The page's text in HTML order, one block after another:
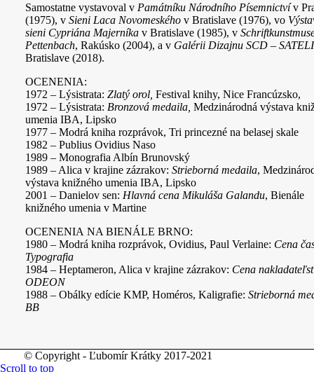
Samostatne vystavoval v Památníku Národního Písemnictvív
(1975), v Sieni Laca Novomeskéhov Bratislave (1976), vo
sieni Cypriána Majerníka v Bratislave (1985), v
Pettenbach, Rakúsko (2004), a v Galérii Dizajnu SCD –
Bratislave (2018).
OCENENIA:
1972 – Lýsistrata: Zlatý orol, Festival knihy, Nice Francúzsko,
1972 – Lýsistrata: Bronzová medaila, Medzinárodná výstava
umenia IBA, Lipsko
1977 – Modrá kniha rozprávok, Tri princezné na belasej skale
1982 – Publius Ovidius Naso
1989 – Monografia Albín Brunovský
1989 – Alica v krajine zázrakov: Strieborná medaila,
výstava knižného umenia IBA, Lipsko
2001 – Danielov sen: Hlavná cena Mikuláša Galandu, Bienále
knižného umenia v Martine
OCENENIA NA BIENÁLE BRNO:
1980 – Modrá kniha rozprávok, Ovidius, Paul Verlaine: Cena
Typografia
1984 – Heptameron, Alica v krajine zázrakov: Cena
ODEON
1988 – Obálky edície KMP, Homéros, Kaligrafie: Strieborná
BB
© Copyright - Ľubomír Krátky 2017-2021
Scroll to top